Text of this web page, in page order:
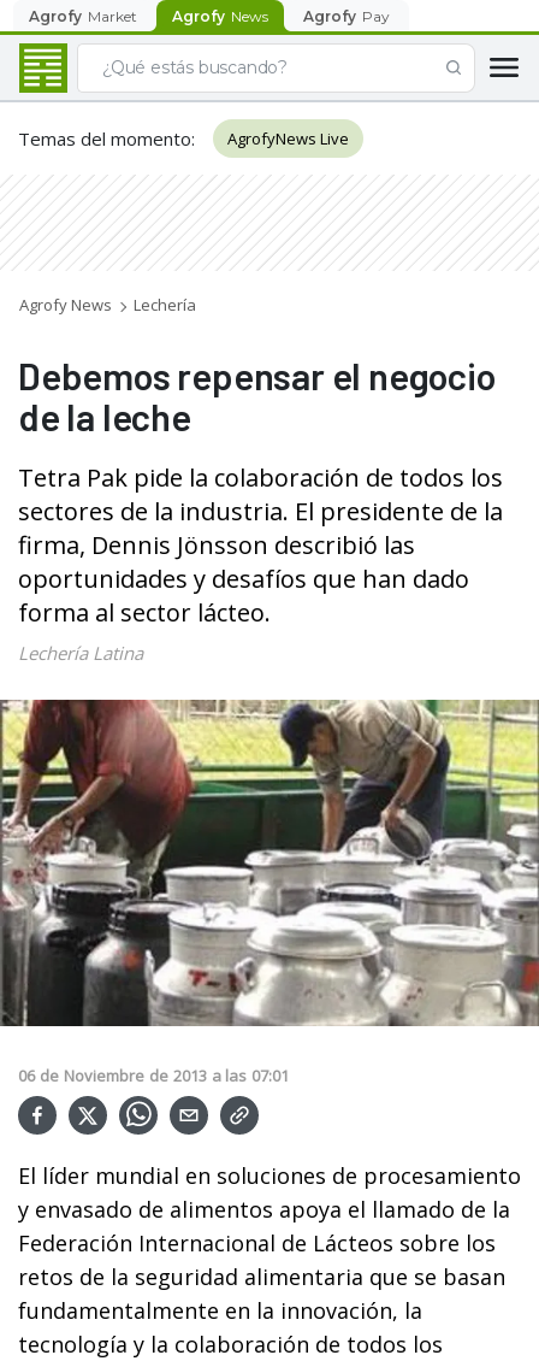
Agrofy Market Agrofy News Agrofy Pay
Temas del momento: AgrofyNews Live
Agrofy News Lechería
Debemos repensar el negocio
de la leche
Tetra Pak pide la colaboración de todos los
sectores de la industria. El presidente de la
firma, Dennis Jönsson describió las
oportunidades y desafíos que han dado
forma al sector lácteo.
Lechería Latina
06 de Noviembre de 2013 a las 07:01
El líder mundial en soluciones de procesamiento
y envasado de alimentos apoya el llamado de la
Federación Internacional de Lácteos sobre los
retos de la seguridad alimentaria que se basan
fundamentalmente en la innovación, la
tecnología y la colaboración de todos los